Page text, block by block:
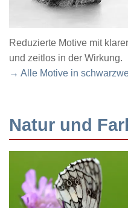
Reduzierte Motive mit
und zeitlos in der Wirkung.
→ Alle Motive in
Natur und